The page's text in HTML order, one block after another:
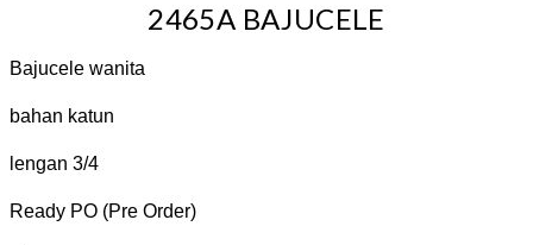
2465A BAJUCELE
Bajucele wanita
bahan katun
lengan 3/4
Ready PO (Pre Order)